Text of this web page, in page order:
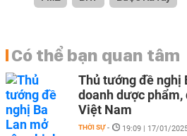
Có thể bạn quan tâm
Thủ tướng đề nghị
doanh dược
Việt Nam
THỜI SỰ - 19:09 | 17/01/